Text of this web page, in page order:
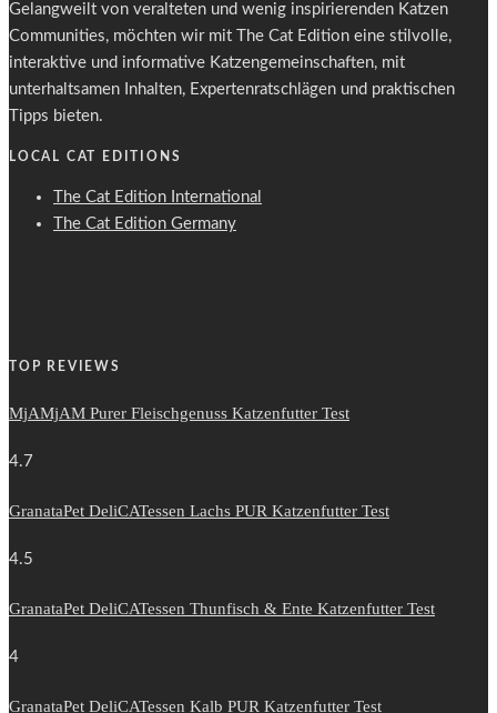
Gelangweilt von veralteten und wenig inspirierenden Katzen
Communities, möchten wir mit The Cat Edition eine stilvolle,
interaktive und informative Katzengemeinschaften, mit
unterhaltsamen Inhalten, Expertenratschlägen und praktischen
Tipps bieten.
LOCAL CAT EDITIONS
The Cat Edition International
The Cat Edition Germany
TOP REVIEWS
MjAMjAM Purer Fleischgenuss Katzenfutter Test
4.7
GranataPet DeliCATessen Lachs PUR Katzenfutter Test
4.5
GranataPet DeliCATessen Thunfisch & Ente Katzenfutter Test
4
GranataPet DeliCATessen Kalb PUR Katzenfutter Test